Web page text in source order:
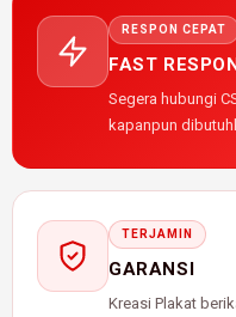
RESPON CEPAT
FAST
Segera hubungi
kapanpun
TERJAMIN
GARANSI
Kreasi Plakat